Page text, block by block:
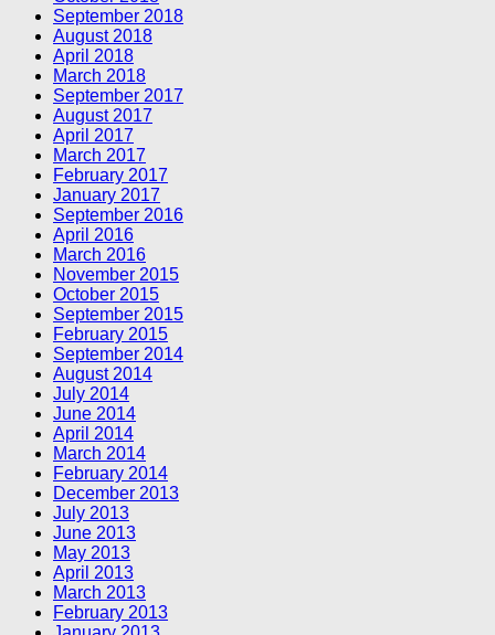
September 2018
August 2018
April 2018
March 2018
September 2017
August 2017
April 2017
March 2017
February 2017
January 2017
September 2016
April 2016
March 2016
November 2015
October 2015
September 2015
February 2015
September 2014
August 2014
July 2014
June 2014
April 2014
March 2014
February 2014
December 2013
July 2013
June 2013
May 2013
April 2013
March 2013
February 2013